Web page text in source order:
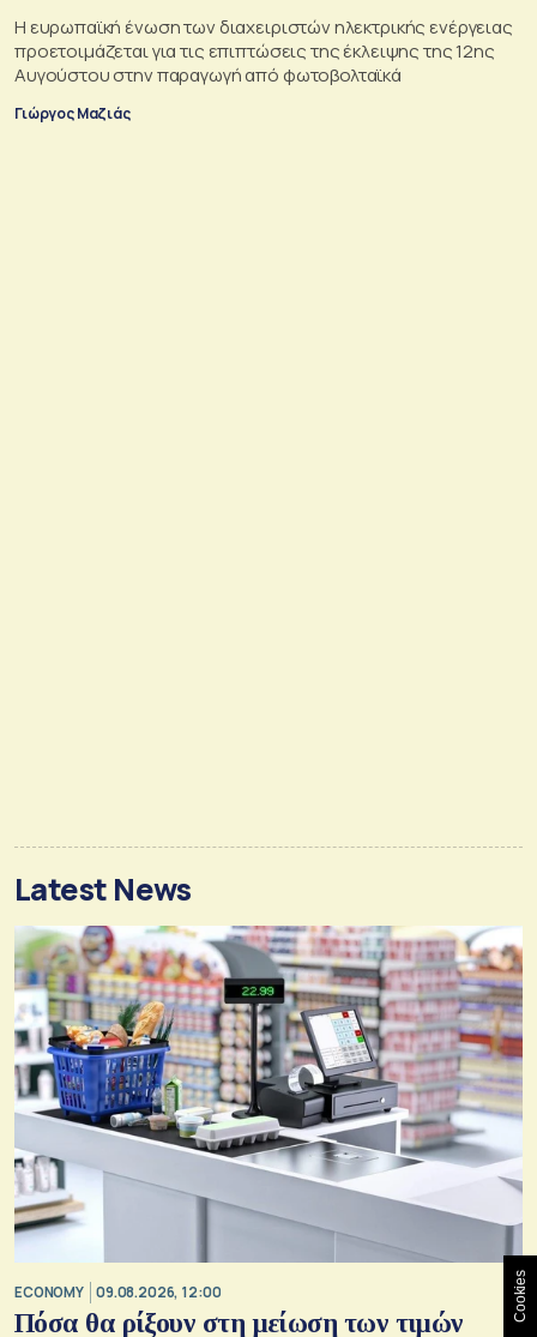
Η ευρωπαϊκή ένωση των διαχειριστών ηλεκτρικής ενέργειας
προετοιμάζεται για τις επιπτώσεις της έκλειψης της 12ης
Αυγούστου στην παραγωγή από φωτοβολταϊκά
Γιώργος Μαζιάς
Latest News
ECONOMY 09.08.2026, 12:00
Πόσα θα ρίξουν στη μείωση των τιμών
Cookies